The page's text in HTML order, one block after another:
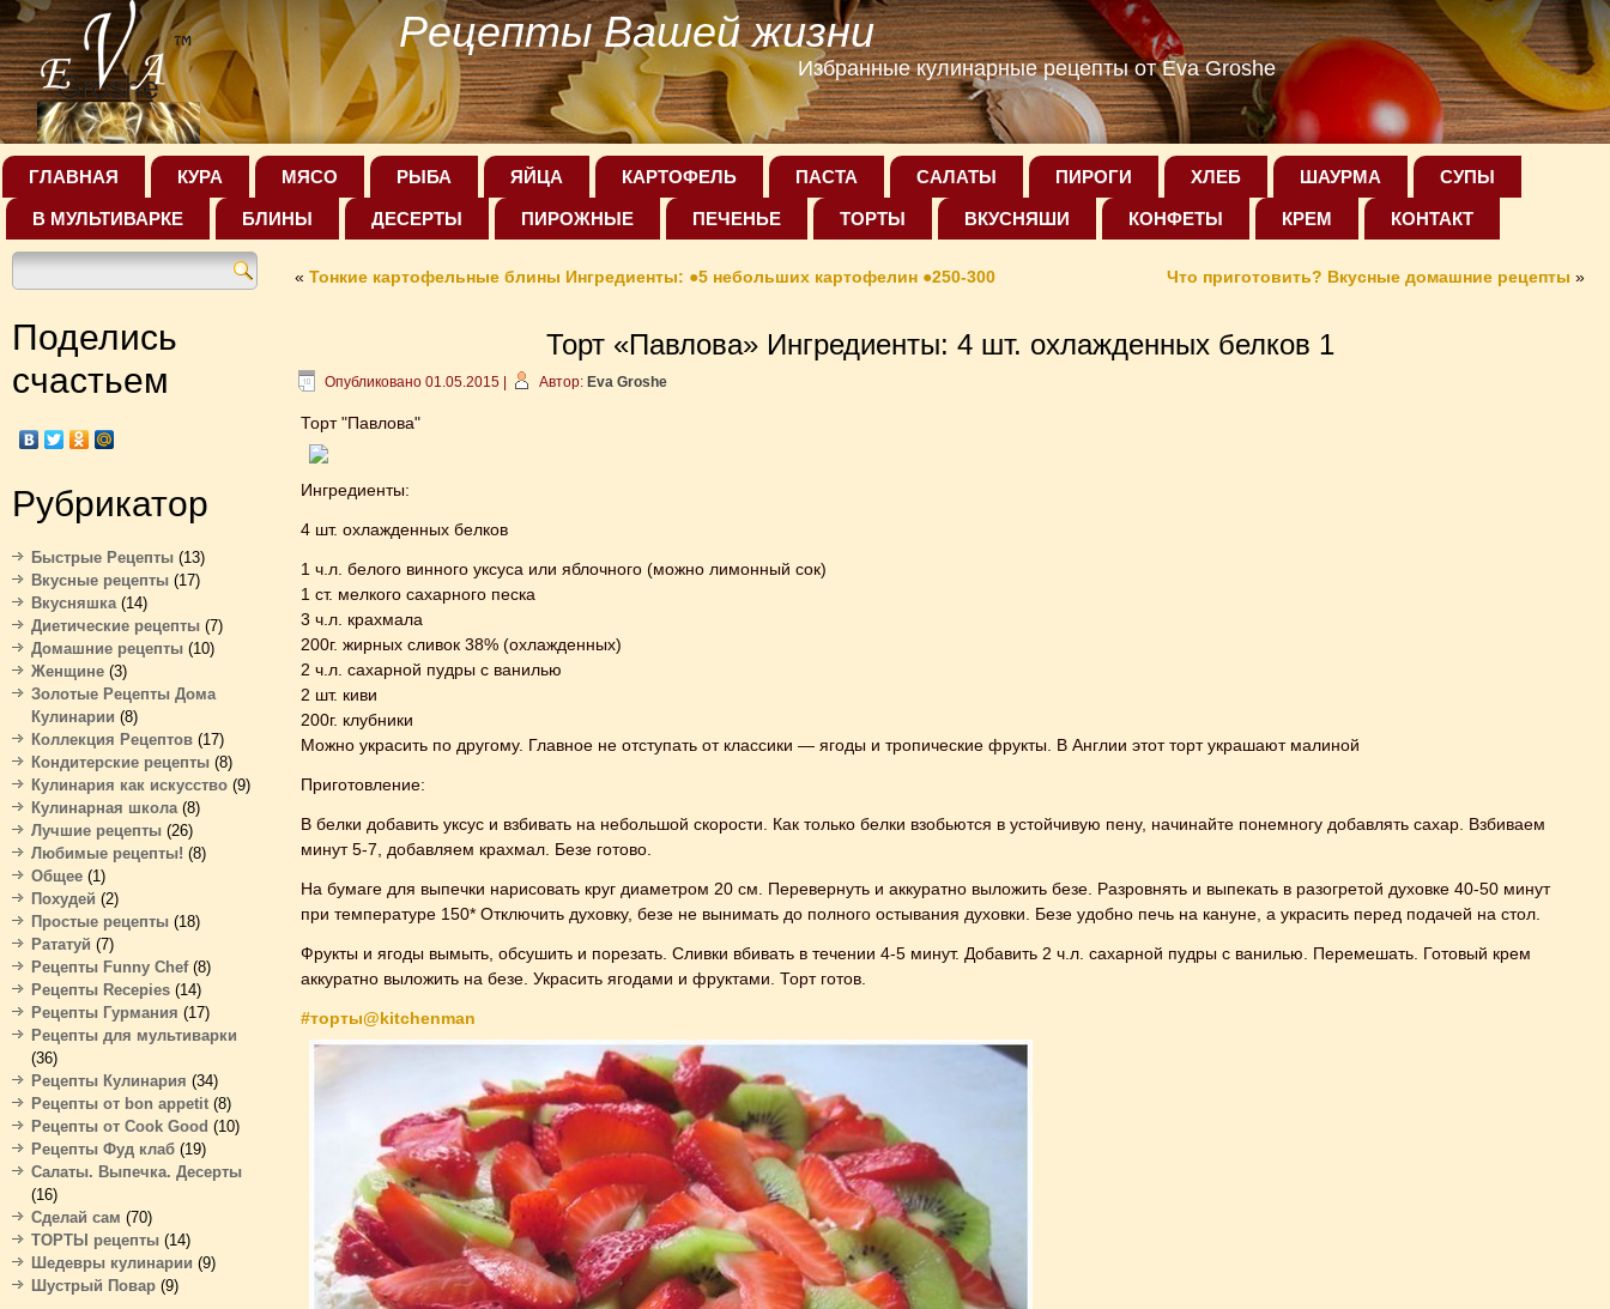
Рецепты Вашей жизни
Избранные кулинарные рецепты от Eva Groshe
ГЛАВНАЯ КУРА МЯСО РЫБА ЯЙЦА КАРТОФЕЛЬ ПАСТА САЛАТЫ ПИРОГИ ХЛЕБ ШАУРМА СУПЫ
В МУЛЬТИВАРКЕ БЛИНЫ ДЕСЕРТЫ ПИРОЖНЫЕ ПЕЧЕНЬЕ ТОРТЫ ВКУСНЯШИ КОНФЕТЫ КРЕМ КОНТАКТ
Поделись
счастьем
Рубрикатор
Быстрые Рецепты (13)
Вкусные рецепты (17)
Вкусняшка(14)
Диетические рецепты (7)
Домашние рецепты (10)
Женщине (3)
Золотые Рецепты Дома
Кулинарии (8)
Коллекция Рецептов (17)
Кондитерские рецепты (8)
Кулинария как искусство (9)
Кулинарная школа(8)
Лучшие рецепты (26)
Любимые рецепты! (8)
Общее (1)
Похудей (2)
Простые рецепты (18)
Рататуй (7)
Рецепты Funny Chef(8)
Рецепты Recepies (14)
Рецепты Гурмания (17)
Рецепты для мультиварки
(36)
Рецепты Кулинария (34)
Рецепты от bon appetit (8)
Рецепты от Cook Good (10)
Рецепты Фуд клаб (19)
Салаты. Выпечка. Десерты
(16)
Сделай сам (70)
ТОРТЫ рецепты (14)
Шедевры кулинарии (9)
Шустрый Повар (9)
« Тонкие картофельные блины Ингредиенты: ●5 небольших картофелин ●250-300 Что приготовить? Вкусные домашние рецепты »
Торт «Павлова» Ингредиенты: 4 шт. охлажденных белков 1
Опубликовано 01.05.2015 Автор: Eva Groshe
Торт "Павлова"
Ингредиенты:
4 шт. охлажденных белков
1 ч.л. белого винного уксуса или яблочного (можно лимонный сок)
1 ст. мелкого сахарного песка
3 ч.л. крахмала
200г. жирных сливок 38% (охлажденных)
2 ч.л. сахарной пудры с ванилью
2 шт. киви
200г. клубники
Можно украсить по другому. Главное не отступать от классики — ягоды и тропические фрукты. В Англии этот торт украшают малиной
Приготовление:
В белки добавить уксус и взбивать на небольшой скорости. Как только белки взобьются в устойчивую пену, начинайте понемногу добавлять сахар. Взбиваем
минут 5-7, добавляем крахмал. Безе готово.
На бумаге для выпечки нарисовать круг диаметром 20 см. Перевернуть и аккуратно выложить безе. Разровнять и выпекать в разогретой духовке 40-50 минут
при температуре 150* Отключить духовку, безе не вынимать до полного остывания духовки. Безе удобно печь на кануне, а украсить перед подачей на стол.
Фрукты и ягоды вымыть, обсушить и порезать. Сливки вбивать в течении 4-5 минут. Добавить 2 ч.л. сахарной пудры с ванилью. Перемешать. Готовый крем
аккуратно выложить на безе. Украсить ягодами и фруктами. Торт готов.
#торты@kitchenman